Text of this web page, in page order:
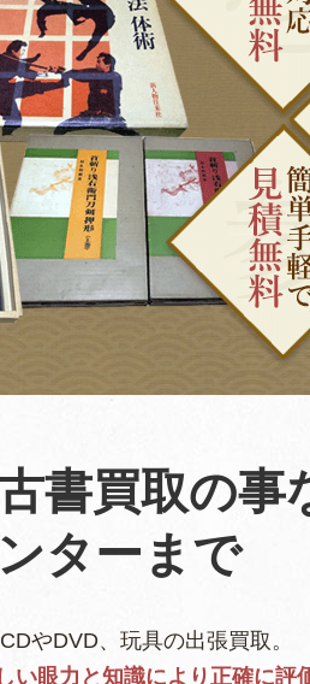
書買取の事
ターまで
やDVD、玩具の出張買取。
い眼力と知識により正確に評